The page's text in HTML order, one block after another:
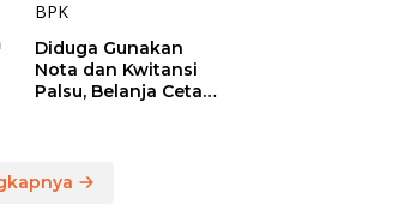
Diduga Gunakan
Nota dan Kwitansi
Palsu, Belanja Cetak